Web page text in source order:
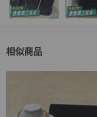
相似商品
更多相似Chanel女士配件